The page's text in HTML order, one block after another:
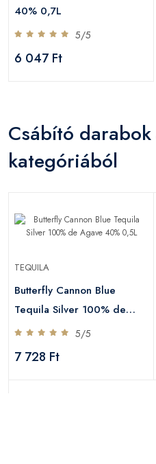
40% 0,7L
5/5
6 047 Ft
Csábító darabok
kategóriából
TEQUILA
Butterfly Cannon Blue
Tequila Silver 100% de
Agave 40% 0,5L
5/5
7 728 Ft